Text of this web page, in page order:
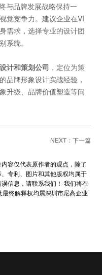
与品牌发展战略保持一
觉竞争力。建议企业在VI
需求，选择专业的设计团
系统。
计和策划公司 ，定位为策
品牌形象设计实战经验，
升级、品牌价值塑造等问
NEXT：
容仅代表原作者的观点，除了
专利、图片和其他版权均属于
信息，请联系我们！ 我们将在
终解释权均属深圳市尼高企业